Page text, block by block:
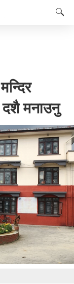
मनाउनु